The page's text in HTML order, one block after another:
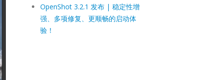
OpenShot 3.2.1 发布 | 稳定性增
强、多项修复、更顺畅的启动体
验！